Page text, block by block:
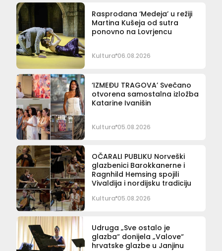
Rasprodana ‘Medeja’ u režiji
Martina Kušeja od sutra
ponovno na Lovrjencu
Kultura 06.08.2026
‘IZMEĐU TRAGOVA’ Svečano
otvorena samostalna izložba
Katarine Ivanišin
Kultura 05.08.2026
OČARALI PUBLIKU Norveški
glazbenici Barokkanerne i
Ragnhild Hemsing spojili
Vivaldija i nordijsku tradiciju
Kultura 05.08.2026
Udruga „Sve ostalo je
glazba“ donijela „Valove“
hrvatske glazbe u Janjinu